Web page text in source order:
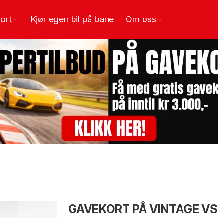
Kjør egen bil på bane Om oss
GAVEKORT PÅ VINTAGE